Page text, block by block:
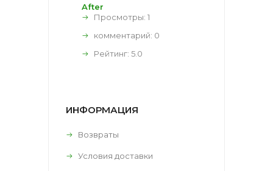
After
Просмотры: 1
комментарий: 0
Рейтинг: 5.0
ИНФОРМАЦИЯ
Возвраты
Условия доставки